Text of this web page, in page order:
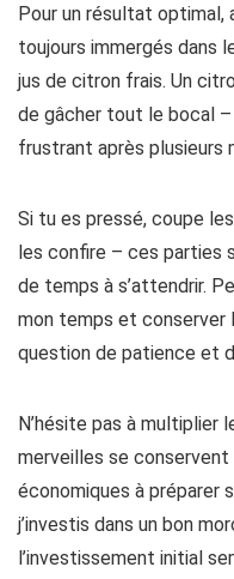
Pour un résultat
toujours immergés dans
jus de citron frais. Un
de gâcher tout le bocal –
frustrant après plusieurs
Si tu es pressé, coupe
les confire – ces
de temps à s’attendrir.
mon temps et conserver
question de patience et
N’hésite pas à
merveilles se
économiques à préparer
j’investis dans un bon
l’investissement initial